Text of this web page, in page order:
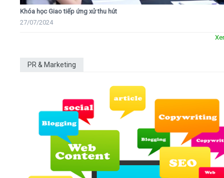
Khóa học Giao tiếp ứng xử thu hút
27/07/2024
PR & Marketing